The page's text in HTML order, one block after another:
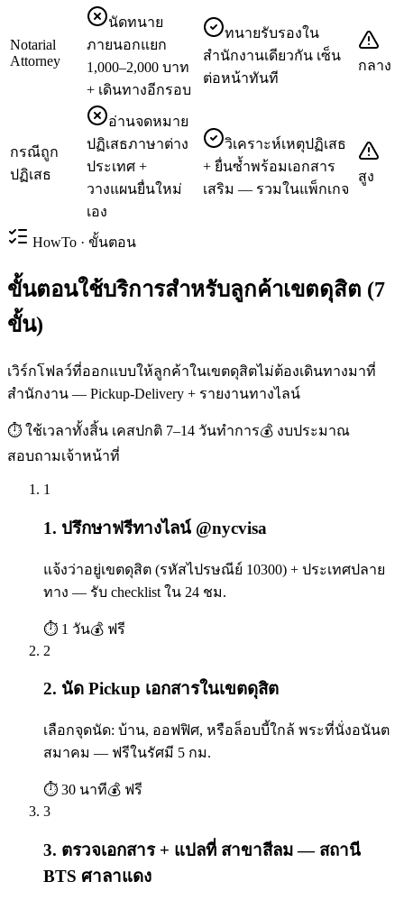
Notarial
Attorney
นัดทนาย
ภายนอกแยก
1,000–2,000 บาท
+ เดินทางอีกรอบ
ทนายรับรองใน
สำนักงานเดียวกัน เซ็น
ต่อหน้าทันที
กลาง
กรณีถูก
ปฏิเสธ
อ่านจดหมาย
ปฏิเสธภาษาต่าง
ประเทศ +
วางแผนยื่นใหม่
เอง
วิเคราะห์เหตุปฏิเสธ
+ ยื่นซ้ำพร้อมเอกสาร
เสริม — รวมในแพ็กเกจ
สูง
HowTo · ขั้นตอน
ขั้นตอนใช้บริการสำหรับลูกค้าเขตดุสิต (7
ขั้น)
เวิร์กโฟลว์ที่ออกแบบให้ลูกค้าในเขตดุสิตไม่ต้องเดินทางมาที่
สำนักงาน — Pickup-Delivery + รายงานทางไลน์
⏱ ใช้เวลาทั้งสิ้น เคสปกติ 7–14 วันทำการ💰 งบประมาณ
สอบถามเจ้าหน้าที่
1
1. ปรึกษาฟรีทางไลน์ @nycvisa
แจ้งว่าอยู่เขตดุสิต (รหัสไปรษณีย์ 10300) + ประเทศปลาย
ทาง — รับ checklist ใน 24 ชม.
⏱ 1 วัน💰 ฟรี
2
2. นัด Pickup เอกสารในเขตดุสิต
เลือกจุดนัด: บ้าน, ออฟฟิศ, หรือล็อบบี้ใกล้ พระที่นั่งอนันต
สมาคม — ฟรีในรัศมี 5 กม.
⏱ 30 นาที💰 ฟรี
3
3. ตรวจเอกสาร + แปลที่ สาขาสีลม — สถานี
BTS ศาลาแดง